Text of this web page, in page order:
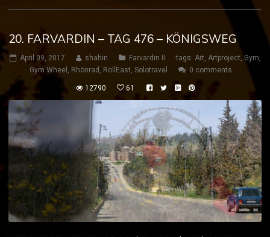
20. FARVARDIN – TAG 476 – KÖNIGSWEG
April 09, 2017 shahin Farvardin II tags: Art, Artproject, Gym,
Gym Wheel , Rhönrad , RollEast, Solotravel 0 comments
12790 61